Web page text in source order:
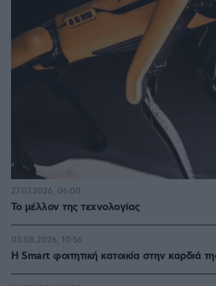
Το μέλλον της τεχνολογίας
27.07.2026, 06:00
Η Smart φοιτητική κατοικία στην καρδιά
03.08.2026, 10:56